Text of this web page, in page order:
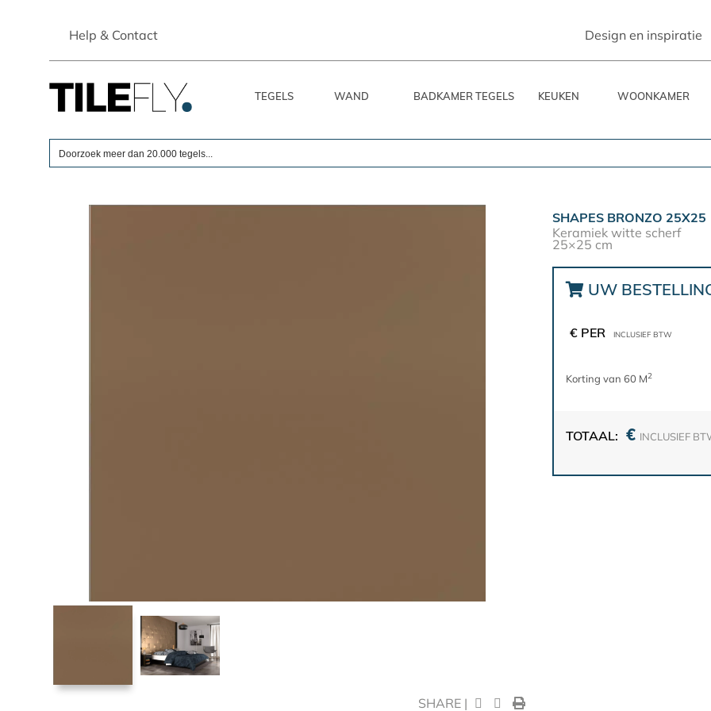
Help & Contact Design en inspiratie
TEGELS WAND BADKAMER TEGELS KEUKEN WOONKAMER
SHARE |
SHAPES BRONZO 25X25
Keramiek witte scherf
25×25 cm
UW
€ PER INCLUSIEF BTW
Korting van 60 M2
TOTAAL: € INCLUSIEF